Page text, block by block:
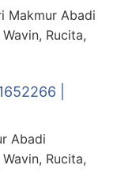
Makmur Abadi
Rucita,
|
Abadi
Rucita,